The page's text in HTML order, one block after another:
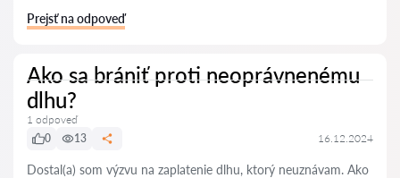
Prejsť na odpoveď
Ako sa brániť proti neoprávnenému
dlhu?
1 odpoveď
0
13 16.12.2024
Dostal(a) som výzvu na zaplatenie dlhu, ktorý neuznávam. Ako